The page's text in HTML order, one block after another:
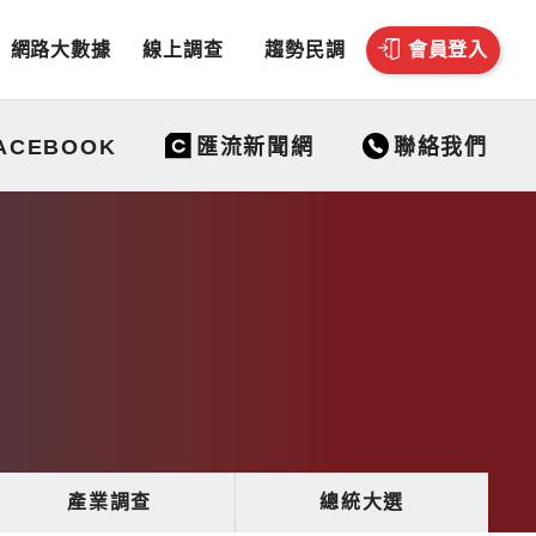
網路大數據 線上調查 趨勢民調 會員登入
匯流新聞網 聯絡我們
產業調查 總統大選